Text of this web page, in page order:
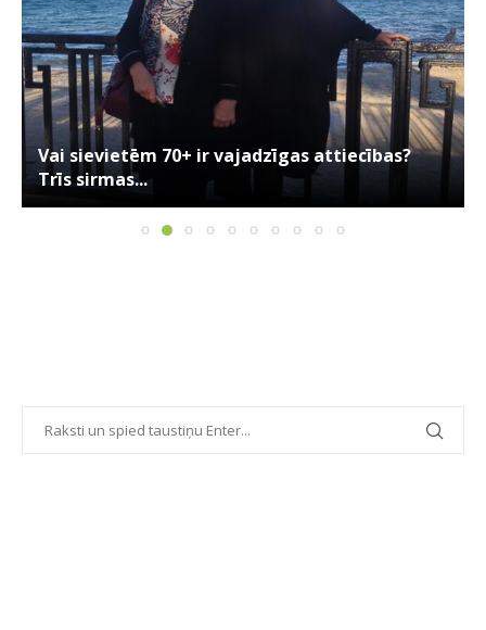
Vai sievietēm 70+ ir vajadzīgas attiecības?
Trīs sirmas...